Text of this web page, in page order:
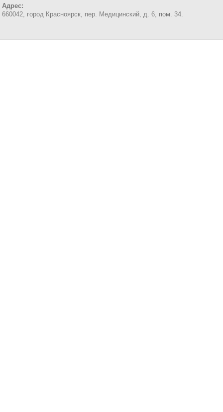
Адрес:
660042, город Красноярск, пер. Медицинский, д. 6, пом. 34.